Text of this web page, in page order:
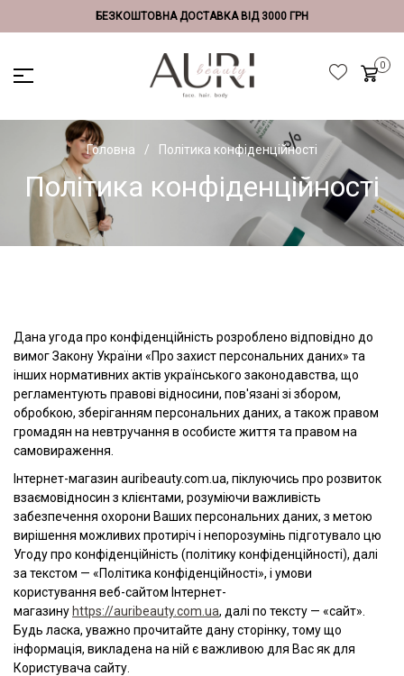
БЕЗКОШТОВНА ДОСТАВКА ВІД 3000 ГРН
Головна Політика конфіденційності
Політика конфіденційності
Дана угода про конфіденційність розроблено відповідно до
вимог Закону України «Про захист персональних даних» та
інших нормативних актів українського законодавства, що
регламентують правові відносини, пов'язані зі збором,
обробкою, зберіганням персональних даних, а також правом
громадян на невтручання в особисте життя та правом на
самовираження.
Інтернет-магазин auribeauty.com.ua, піклуючись про розвиток
взаємовідносин з клієнтами, розуміючи важливість
забезпечення охорони Ваших персональних даних, з метою
вирішення можливих протиріч і непорозумінь підготувало цю
Угоду про конфіденційність (політику конфіденційності), далі
за текстом — «Політика конфіденційності», і умови
користування веб-сайтом Інтернет-
магазину https://auribeauty.com.ua, далі по тексту — «сайт».
Будь ласка, уважно прочитайте дану сторінку, тому що
інформація, викладена на ній є важливою для Вас як для
Користувача сайту.